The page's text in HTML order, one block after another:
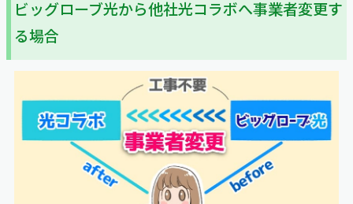
ビッグローブ光から他社光コラボへ事業者変更す
る場合